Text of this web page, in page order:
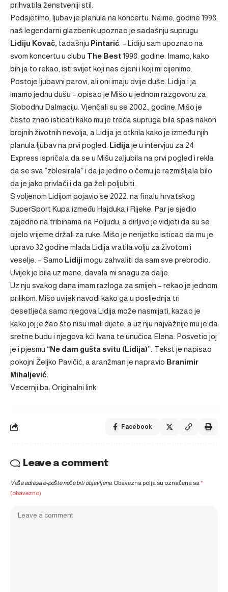
prihvatila ženstveniji stil.
Podsjetimo, ljubav je planula na koncertu. Naime, godine 1998.
naš legendarni glazbenik upoznao je sadašnju suprugu
Lidiju Kovač, tadašnju Pintarić . – Lidiju sam upoznao na
svom koncertu u clubu The Best1998. godine. Imamo, kako
bih ja to rekao, isti svijet koji nas cijeni i koji mi cijenimo.
Postoje ljubavni parovi, ali oni imaju dvije duše. Lidija i ja
imamo jednu dušu – opisao je Mišo u jednom razgovoru za
Slobodnu Dalmaciju. Vjenčali su se 2002., godine. Mišo je
često znao isticati kako mu je treća supruga bila spas nakon
brojnih životnih nevolja, a Lidija je otkrila kako je između njih
planula ljubav na prvi pogled. Lidija je u intervjuu za 24
Express ispričala da se u Mišu zaljubila na prvi pogled i rekla
da se sva ”zblesirala” i da je jedino o čemu je razmišljala bilo
da je jako privlači i da ga želi poljubiti.
S voljenom Lidijom pojavio se 2022. na finalu hrvatskog
SuperSport Kupa između Hajduka i Rijeke. Par je sjedio
zajedno na tribinama na Poljudu, a dirljivo je vidjeti da su se
cijelo vrijeme držali za ruke. Mišo je nerijetko isticao da mu je
upravo 32 godine mlađa Lidija vratila volju za životom i
veselje. – Samo Lidiji mogu zahvaliti da sam sve prebrodio.
Uvijek je bila uz mene, davala mi snagu za dalje.
Uz nju svakog dana imam razloga za smijeh – rekao je jednom
prilikom. Mišo uvijek navodi kako ga u posljednja tri
desetljeća samo njegova Lidija može nasmijati, kazao je
kako joj je žao što nisu imali dijete, a uz nju najvažnije mu je da
sretne budu i njegova kći Ivana te unučica Elena. Posvetio joj
je i pjesmu “Ne dam gušta svitu (Lidija)”. Tekst je napisao
pokojni Željko Pavičić, a aranžman je napravio Branimir
Mihaljević.
Vecernji.ba: Originalni link
Facebook
Leave a comment
Vaša adresa e-pošte neće biti objavljena. Obavezna polja su označena sa*
(obavezno)